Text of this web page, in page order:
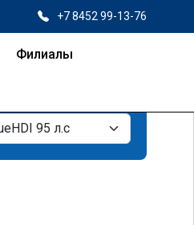
+7 8452 99-13-76
Филиалы